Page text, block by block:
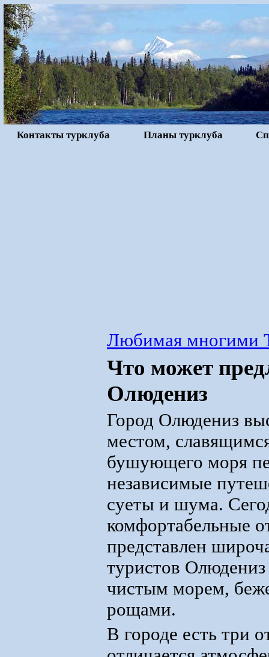
Контакты турклуба Планы турклуба
Любимая многими
Что может
Олюдениз
Город Олюдениз
местом,
бушующего моря
независимые
суеты и шума.
комфортабельные
представлен
туристов
чистым морем,
рощами.
В городе есть три